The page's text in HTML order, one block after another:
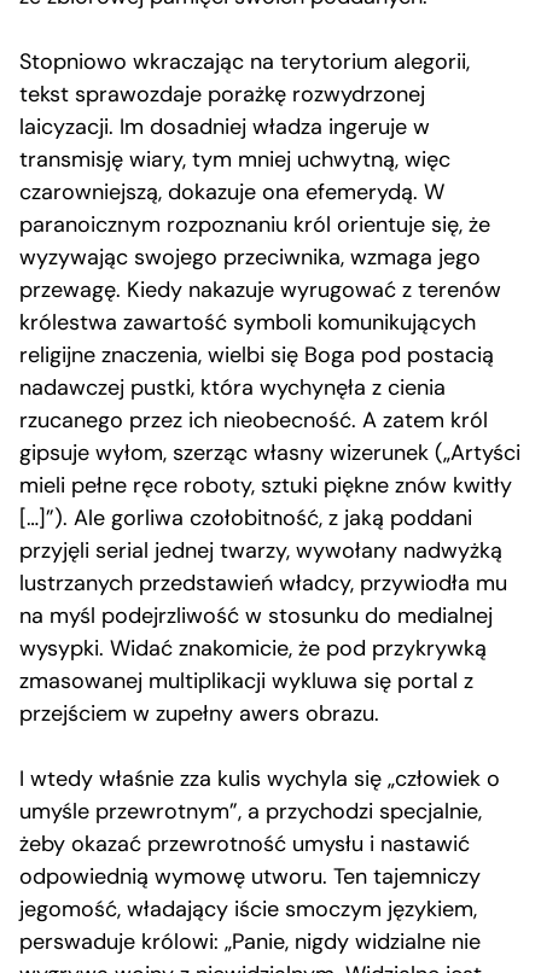
Stopniowo wkraczając na terytorium alegorii,
tekst sprawozdaje porażkę rozwydrzonej
laicyzacji. Im dosadniej władza ingeruje w
transmisję wiary, tym mniej uchwytną, więc
czarowniejszą, dokazuje ona efemerydą. W
paranoicznym rozpoznaniu król orientuje się, że
wyzywając swojego przeciwnika, wzmaga jego
przewagę. Kiedy nakazuje wyrugować z terenów
królestwa zawartość symboli komunikujących
religijne znaczenia, wielbi się Boga pod postacią
nadawczej pustki, która wychynęła z cienia
rzucanego przez ich nieobecność. A zatem król
gipsuje wyłom, szerząc własny wizerunek („Artyści
mieli pełne ręce roboty, sztuki piękne znów kwitły
[…]”). Ale gorliwa czołobitność, z jaką poddani
przyjęli serial jednej twarzy, wywołany nadwyżką
lustrzanych przedstawień władcy, przywiodła mu
na myśl podejrzliwość w stosunku do medialnej
wysypki. Widać znakomicie, że pod przykrywką
zmasowanej multiplikacji wykluwa się portal z
przejściem w zupełny awers obrazu.
I wtedy właśnie zza kulis wychyla się „człowiek o
umyśle przewrotnym”, a przychodzi specjalnie,
żeby okazać przewrotność umysłu i nastawić
odpowiednią wymowę utworu. Ten tajemniczy
jegomość, władający iście smoczym językiem,
perswaduje królowi: „Panie, nigdy widzialne nie